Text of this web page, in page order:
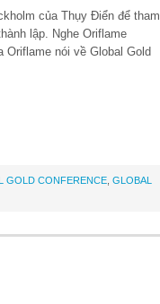
của Thụy Điển để tham
lập. Nghe Oriflame
Oriflame nói về Global Gold
GOLD CONFERENCE GLOBAL